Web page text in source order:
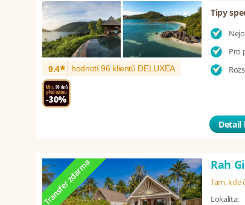
9.4* hodnotí 96 klientů DELUXEA
Tipy
Pro
Detail
Rah
Tam, kde
Lokalita: